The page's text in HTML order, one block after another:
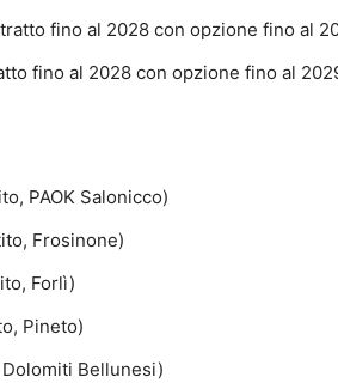
fino al 2028 con opzione fino al
fino al 2028 con opzione fino al
PAOK Salonicco)
Frosinone)
Forlì)
Pineto)
Bellunesi)